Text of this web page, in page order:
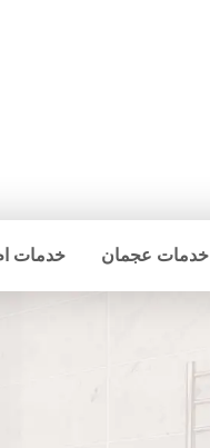
خدمات عجمان خدمات